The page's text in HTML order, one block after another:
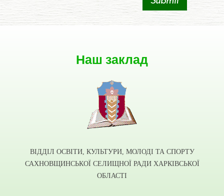
Наш заклад
ВІДДІЛ ОСВІТИ, КУЛЬТУРИ, МОЛОДІ ТА СПОРТУ
САХНОВЩИНСЬКОЇ СЕЛИЩНОЇ РАДИ ХАРКІВСЬКОЇ
ОБЛАСТІ